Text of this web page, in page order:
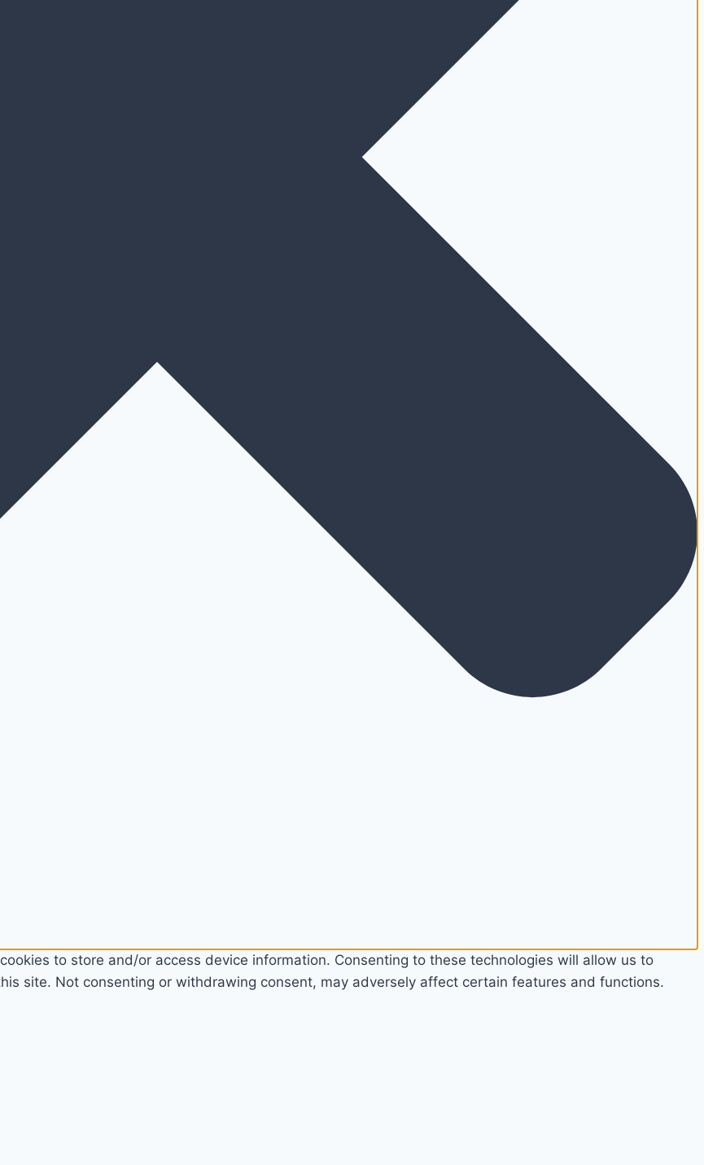
to store and/or access device information. Consenting to these technologies will allow us to
site. Not consenting or withdrawing consent, may adversely affect certain features and functions.